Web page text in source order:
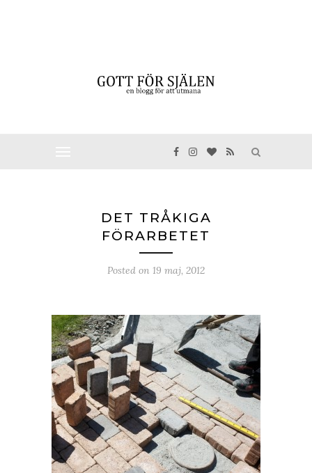
DET TRÅKIGA
FÖRARBETET
Posted on 19 maj, 2012